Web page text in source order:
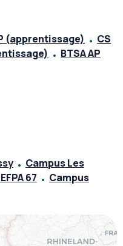
(apprentissage)
CS
BTSA AP
Campus Les
67
Campus